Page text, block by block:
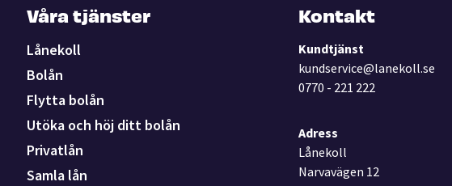
Våra tjänster
Lånekoll
Bolån
Flytta bolån
Utöka och höj ditt bolån
Privatlån
Samla lån
Kontakt
Kundtjänst
kundservice@lanekoll.se
0770 - 221 222
Adress
Lånekoll
Narvavägen 12